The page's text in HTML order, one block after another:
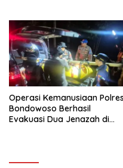
Operasi Kemanusiaan Polres
Bondowoso Berhasil
Evakuasi Dua Jenazah di